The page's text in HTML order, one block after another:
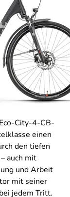
City-4-CB-
einen
den tiefen
auch mit
und Arbeit
mit seiner
jedem Tritt.